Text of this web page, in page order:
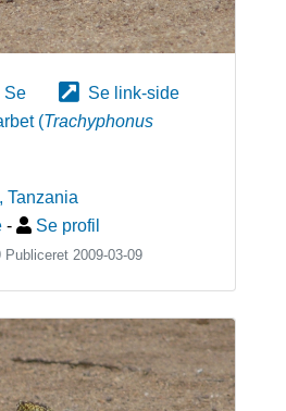
Se
Se link-side
(Trachyphonus
, Tanzania
- Se profil
Publiceret 2009-03-09